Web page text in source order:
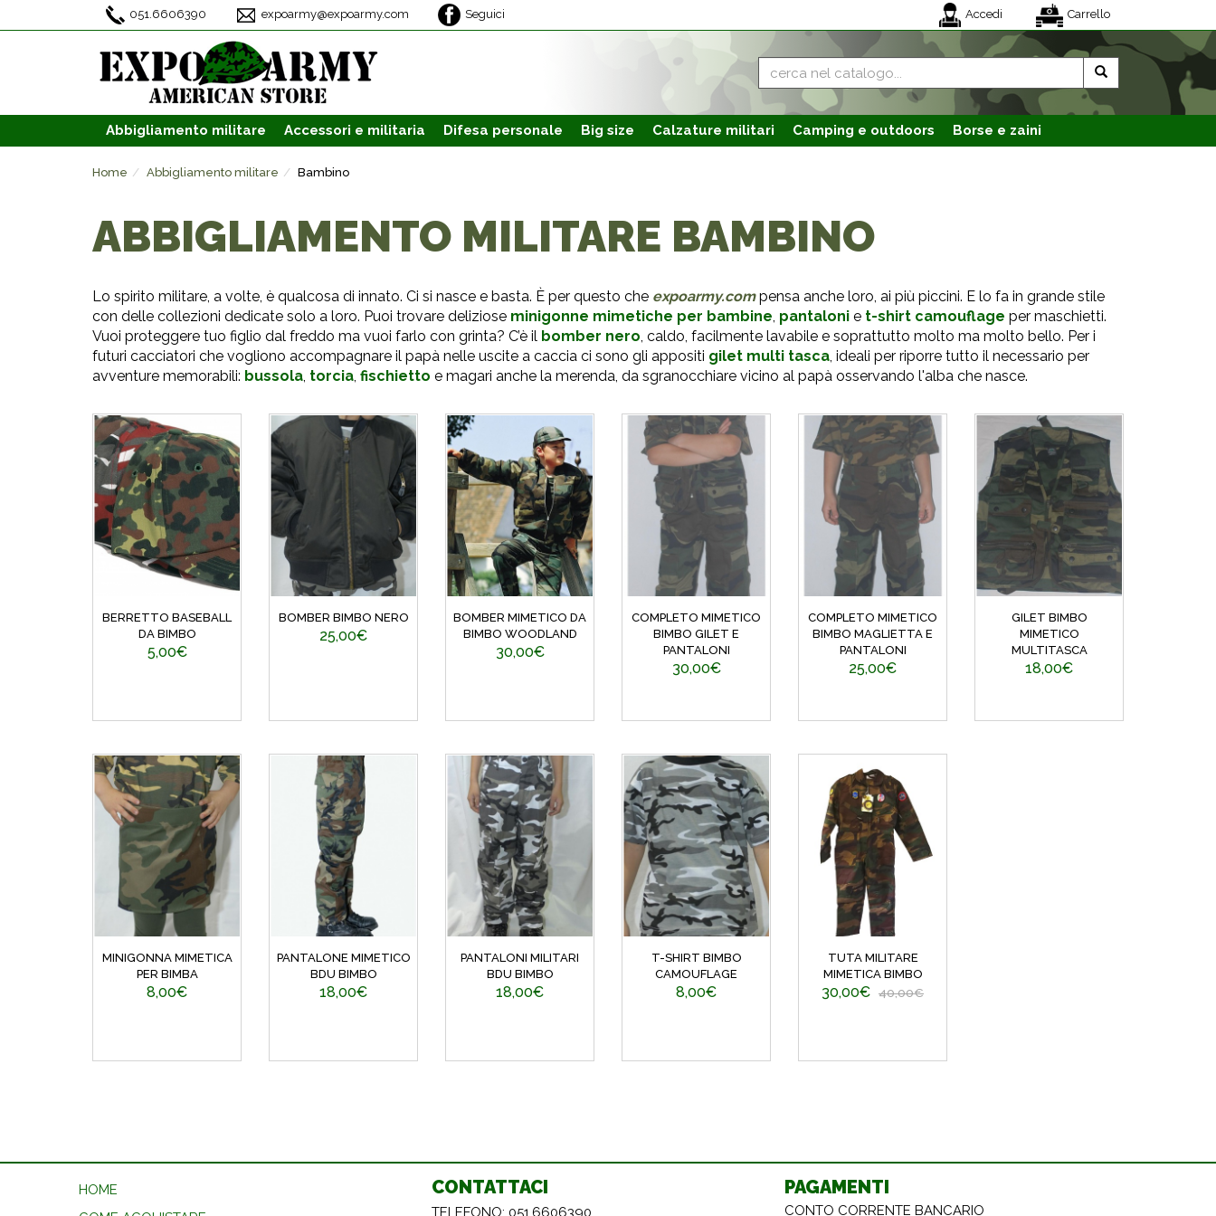
051.6606390 expoarmy@expoarmy.com Seguici Accedi Carrello
Abbigliamento militare Accessori e militaria Difesa personale Big size Calzature militari Camping e outdoors Borse e zaini
Home Abbigliamento militare Bambino
ABBIGLIAMENTO MILITARE BAMBINO
Lo spirito militare, a volte, è qualcosa di innato. Ci si nasce e basta. È per questo che expoarmy.compensa anche loro, ai più piccini. E lo fa in grande stile
con delle collezioni dedicate solo a loro. Puoi trovare deliziose minigonne mimetiche per bambine, pantaloni e t-shirt camouflage per maschietti.
Vuoi proteggere tuo figlio dal freddo ma vuoi farlo con grinta? C’è il bomber nero, caldo, facilmente lavabile e soprattutto molto ma molto bello. Per i
futuri cacciatori che vogliono accompagnare il papà nelle uscite a caccia ci sono gli appositi gilet multi tasca, ideali per riporre tutto il necessario per
avventure memorabili: bussola, torcia, fischietto e magari anche la merenda, da sgranocchiare vicino al papà osservando l'alba che nasce.
BERRETTO BASEBALL
DA BIMBO
5,00€
BOMBER BIMBO NERO
25,00€
BOMBER MIMETICO DA
BIMBO WOODLAND
30,00€
COMPLETO MIMETICO
BIMBO GILET E
PANTALONI
30,00€
COMPLETO MIMETICO
BIMBO MAGLIETTA E
PANTALONI
25,00€
GILET BIMBO
MIMETICO
MULTITASCA
18,00€
MINIGONNA MIMETICA
PER BIMBA
8,00€
PANTALONE MIMETICO
BDU BIMBO
18,00€
PANTALONI MILITARI
BDU BIMBO
18,00€
T-SHIRT BIMBO
CAMOUFLAGE
8,00€
TUTA MILITARE
MIMETICA BIMBO
30,00€ 40,00€
HOME
CONTATTACI
TELEFONO: 051.6606390
PAGAMENTI
CONTO CORRENTE BANCARIO